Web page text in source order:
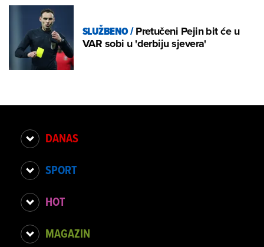
SLUŽBENO/Pretučeni Pejin bit će u
VAR sobi u 'derbiju sjevera'
DANAS
SPORT
HOT
MAGAZIN